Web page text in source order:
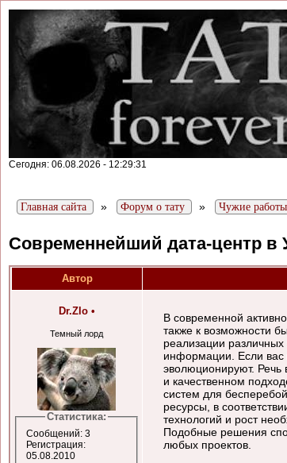
Сегодня: 06.08.2026 - 12:29:31
Главная сайта » Форум о тату » Чужие работы
Современнейший дата-центр в
Автор
Dr.Zlo •
Темный лорд
Статистика:
Сообщений: 3
Регистрация:
05.08.2010
В современной
также к возможности
реализации
информации. Если вас
эволюционируют.
и качественном
систем для
ресурсы, в
технологий и рост
Подобные решения
любых проектов.